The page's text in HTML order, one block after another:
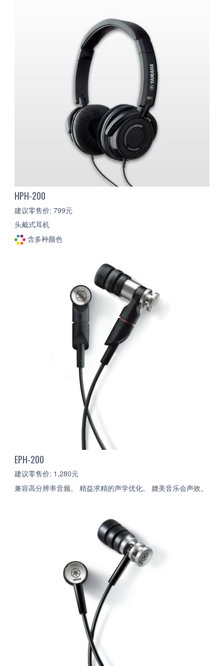
HPH-200
建议零售价: 799元
头戴式耳机
含多种颜色
EPH-200
建议零售价: 1,280元
兼容高分辨率音频。 精益求精的声学优化。 媲美音乐会声效。